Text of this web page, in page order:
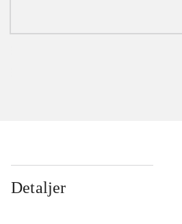
Detaljer